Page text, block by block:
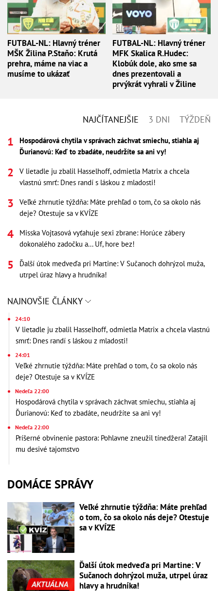
FUTBAL-NL: Hlavný tréner
MŠK Žilina P.Staňo: Krutá
prehra, máme na viac a
musíme to ukázať
FUTBAL-NL: Hlavný tréner
MFK Skalica R.Hudec:
Klobúk dole, ako sme sa
dnes prezentovali a
prvýkrát vyhrali v Žiline
NAJČÍTANEJŠIE 3 DNI TÝŽDEŇ
Hospodárová chytila v správach záchvat smiechu, stiahla aj
Ďurianovú: Keď to zbadáte, neudržíte sa ani vy!
V lietadle ju zbalil Hasselhoff, odmietla Matrix a chcela
vlastnú smrť: Dnes randí s láskou z mladosti!
Veľké zhrnutie týždňa: Máte prehľad o tom, čo sa okolo nás
deje? Otestuje sa v KVÍZE
Misska Vojtasová vyťahuje sexi zbrane: Horúce zábery
dokonalého zadočku a... Uf, hore bez!
Ďalší útok medveďa pri Martine: V Sučanoch dohrýzol muža,
utrpel úraz hlavy a hrudníka!
NAJNOVŠIE ČLÁNKY
24:10
V lietadle ju zbalil Hasselhoff, odmietla Matrix a chcela vlastnú
smrť: Dnes randí s láskou z mladosti!
24:01
Veľké zhrnutie týždňa: Máte prehľad o tom, čo sa okolo nás
deje? Otestuje sa v KVÍZE
Nedeľa 22:00
Hospodárová chytila v správach záchvat smiechu, stiahla aj
Ďurianovú: Keď to zbadáte, neudržíte sa ani vy!
Nedeľa 22:00
Príšerné obvinenie pastora: Pohlavne zneužil tínedžera! Zatajil
mu desivé tajomstvo
DOMÁCE SPRÁVY
Veľké zhrnutie týždňa: Máte prehľad
o tom, čo sa okolo nás deje? Otestuje
sa v KVÍZE
Ďalší útok medveďa pri Martine: V
Sučanoch dohrýzol muža, utrpel úraz
hlavy a hrudníka!